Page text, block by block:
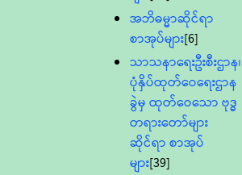
အဘိဓမ္မာဆိုင်ရာ
စာအုပ်များ[6]
သာသနာရေးဦးစီးဌာန၊
ပုံနှိပ်ထုတ်ဝေရေးဌာန
ခွဲမှ ထုတ်ဝေသော ဗုဒ္ဓ
တရားတော်များ
ဆိုင်ရာ စာအုပ်
များ[39]